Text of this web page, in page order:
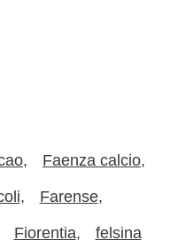
Faenza calcio
Farense
Fiorentia felsina